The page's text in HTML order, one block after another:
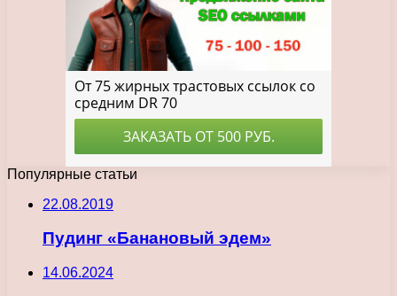
Популярные статьи
22.08.2019
Пудинг «Банановый эдем»
14.06.2024